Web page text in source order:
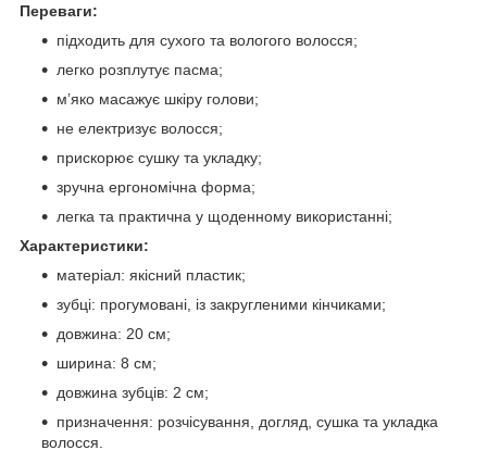
Переваги:
підходить для сухого та вологого волосся;
легко розплутує пасма;
м’яко масажує шкіру голови;
не електризує волосся;
прискорює сушку та укладку;
зручна ергономічна форма;
легка та практична у щоденному використанні;
Характеристики:
матеріал: якісний пластик;
зубці: прогумовані, із закругленими кінчиками;
довжина: 20 см;
ширина: 8 см;
довжина зубців: 2 см;
призначення: розчісування, догляд, сушка та укладка
волосся.